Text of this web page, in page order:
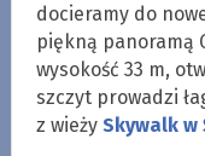
docieramy do
piękną panoramą
wysokość 33 m,
szczyt prowadzi
z wieży Skywalk w